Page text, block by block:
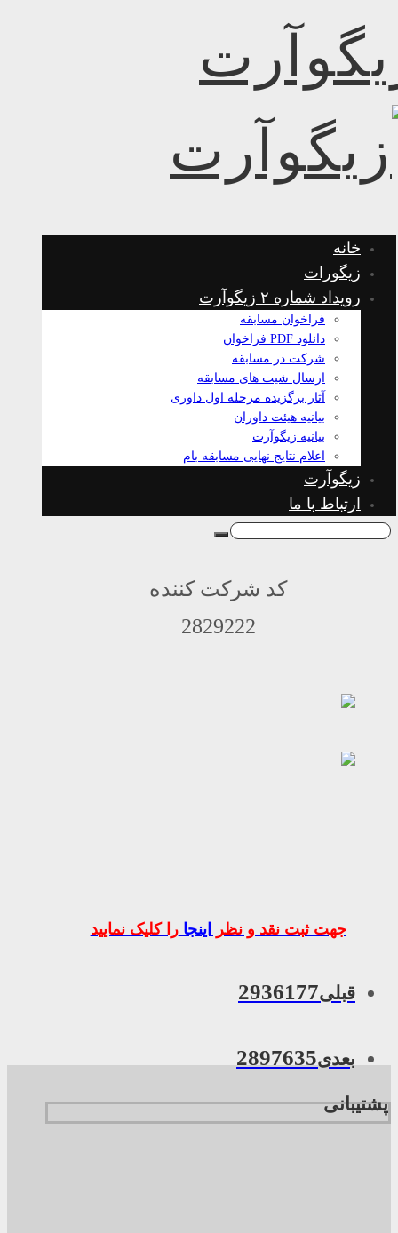
خانه
زیگورات
رویداد شماره ۲ زیگوآرت
فراخوان مسابقه
دانلود PDF فراخوان
شرکت در مسابقه
ارسال شیت های مسابقه
آثار برگزیده مرحله اول داوری
بیانیه هیئت داوران
بیانیه زیگوآرت
اعلام نتایج نهایی مسابقه بام
زیگوآرت
ارتباط با ما
کد شرکت کننده
2829222
جهت ثبت نقد و نظر اینجارا کلیک نمایید
قبلی2936177
بعدی2897635
پشتیبانی